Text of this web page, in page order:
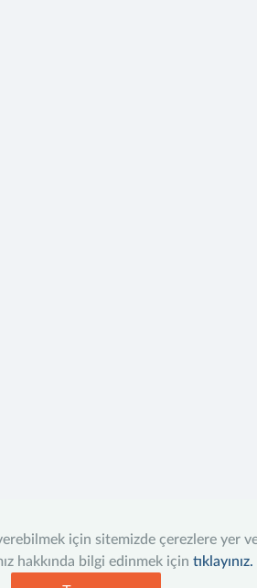
için sitemizde çerezlere yer
hakkında bilgi edinmek için tıklayınız.